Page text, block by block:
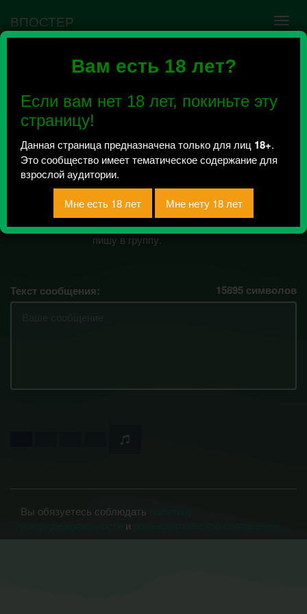
Вам есть 18 лет?
Если вам нет 18 лет, покиньте эту
страницу!
Данная страница предназначена только для лиц 18+.
Это сообщество имеет тематическое содержание для
взрослой аудитории.
ВПОСТЕР
Ошибка VK API #5
сообщества нужно авторизоваться на сервисе
повторно.
иди нахуй.
Всего 0, за сегодня 0 сообщений
отправлено / Рейтинг 0
просто выговориться некому, вот и
пишу в группу.
Текст сообщения: 15895 символов
Вы обязуетесь соблюдать
и